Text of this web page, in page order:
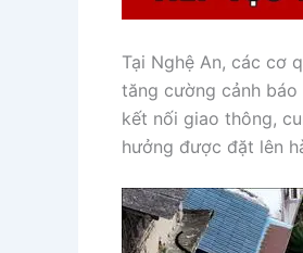
Tại Nghệ An, các cơ
tăng cường cảnh
kết nối giao thông,
hưởng được đặt lên